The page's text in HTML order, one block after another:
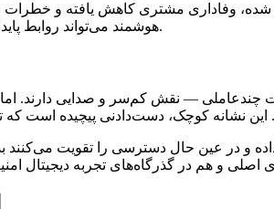
شده، وفاداری مشتری کاهش یافته و
هوشمند می‌تواند روابط پایدار ایجاد کرده و اکوسیستم‌های بزرگتری از اعتماد بسازد.
— نقش کم‌سر و صدایی دارند.
در عین حال دسترسی را تقویت می‌کنند